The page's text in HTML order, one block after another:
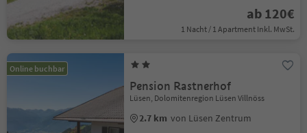
ab 120€
1 Nacht / 1 Apartment Inkl. MwSt.
Online buchbar
Pension Rastnerhof
Lüsen, Dolomitenregion Lüsen Villnöss
2.7 km von Lüsen Zentrum